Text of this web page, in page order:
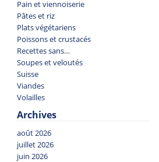
Pain et viennoiserie
Pâtes et riz
Plats végétariens
Poissons et crustacés
Recettes sans…
Soupes et veloutés
Suisse
Viandes
Volailles
Archives
août 2026
juillet 2026
juin 2026